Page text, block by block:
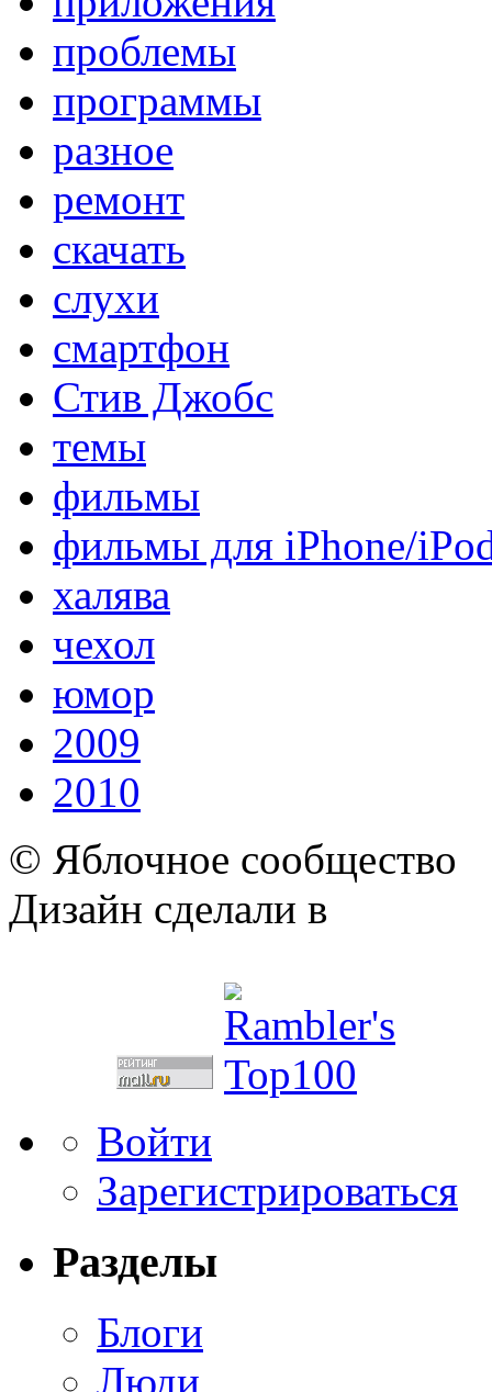
проблемы
программы
разное
ремонт
скачать
слухи
смартфон
Стив Джобс
темы
фильмы
фильмы для iPhone/
халява
чехол
юмор
2009
2010
© Яблочное сообщество
Дизайн сделали в
Войти
Зарегистрироваться
Разделы
Блоги
Люди